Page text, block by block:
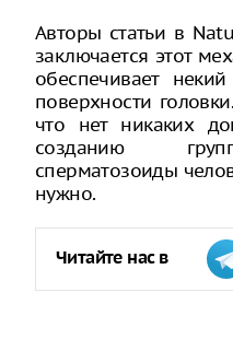
Авторы статьи в
заключается этот
обеспечивает
поверхности
что нет никаких
созданию
сперматозоиды
нужно.
Читайте нас в